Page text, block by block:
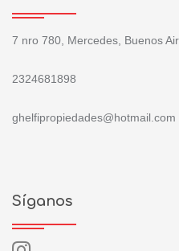
7 nro 780, Mercedes, Buenos
2324681898
ghelfipropiedades@hotmail.com
Síganos